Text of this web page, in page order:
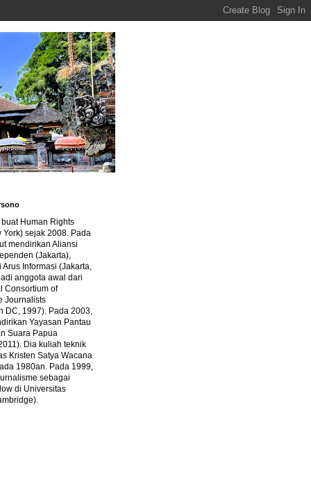
Human Rights
York) sejak 2008. Pada
mendirikan Aliansi
(Jakarta),
Arus Informasi (Jakarta,
anggota awal dari
Consortium of
Journalists
DC, 1997). Pada 2003,
Yayasan Pantau
Suara Papua
Dia kuliah teknik
Kristen Satya Wacana
1980an. Pada 1999,
sebagai
di Universitas